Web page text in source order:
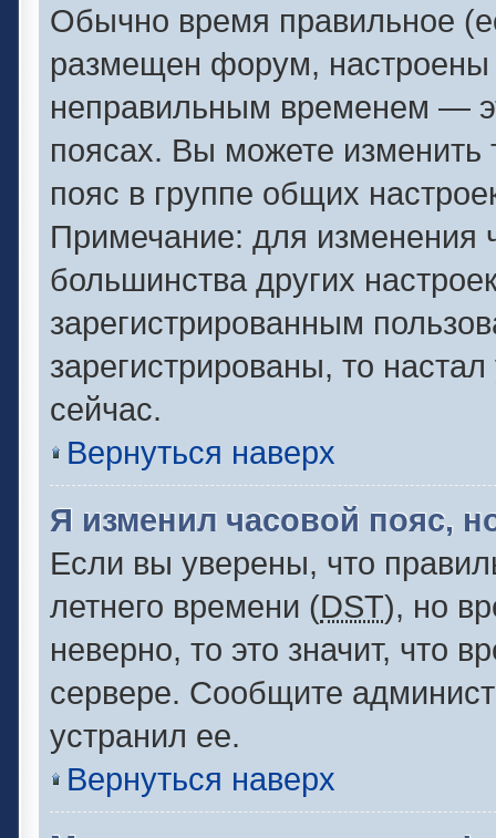
Обычно время правильное
размещен форум, настроены
неправильным временем —
поясах. Вы можете изменить
пояс в группе общих
Примечание: для изменения
большинства других
зарегистрированным
зарегистрированы, то
сейчас.
Вернуться наверх
Я изменил часовой пояс,
Если вы уверены, что
летнего времени (DST), но
неверно, то это значит, что
сервере. Сообщите
устранил ее.
Вернуться наверх